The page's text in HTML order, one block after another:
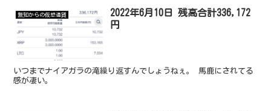
無知からの仮想通貨
2022年6月10日 残高合計336,172
円
いつまでナイアガラの滝繰り返すんでしょうねぇ。 馬鹿にされてる
感が凄い。